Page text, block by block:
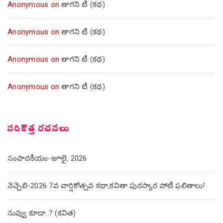
Anonymous onతాగని టీ (కథ)
Anonymous onతాగని టీ (కథ)
Anonymous onతాగని టీ (కథ)
Anonymous onతాగని టీ (కథ)
సరికొత్త రచనలు
సంపాదకీయం-జూలై, 2026
నెచ్చెలి-2026 7వ వార్షికోత్సవ కథా,కవితా పురస్కార పోటీ ఫలితాలు!
నువ్వు కూడా..? (కవిత)